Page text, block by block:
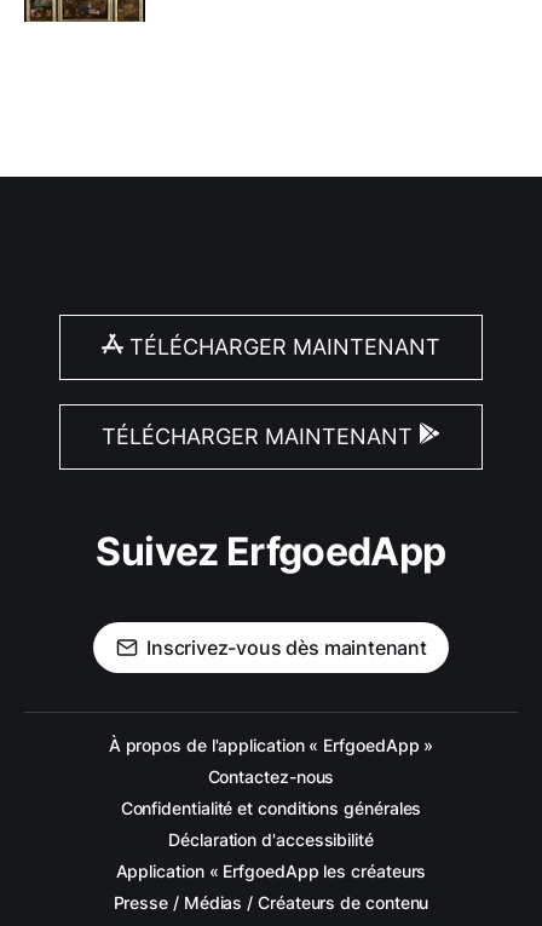
TÉLÉCHARGER MAINTENANT
TÉLÉCHARGER MAINTENANT
Suivez ErfgoedApp
Inscrivez-vous dès maintenant
À propos de l'application « ErfgoedApp »
Contactez-nous
Confidentialité et conditions générales
Déclaration d'accessibilité
Application « ErfgoedApp les créateurs
Presse / Médias / Créateurs de contenu